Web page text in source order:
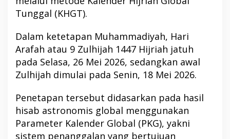
Tunggal (KHGT).
Dalam ketetapan Muhammadiyah, Hari
Arafah atau 9 Zulhijah 1447 Hijriah jatuh
pada Selasa, 26 Mei 2026, sedangkan awal
Zulhijah dimulai pada Senin, 18 Mei 2026.
Penetapan tersebut didasarkan pada hasil
hisab astronomis global menggunakan
Parameter Kalender Global (PKG), yakni
sistem penanggalan yang bertujuan